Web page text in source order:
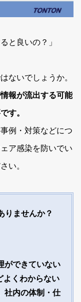
と良いの？」
ないでしょうか。
報が流出する可能
す。
例・対策などにつ
ア感染を防いでい
い。
りませんか？
ができていない
よくわからない
社内の体制・仕